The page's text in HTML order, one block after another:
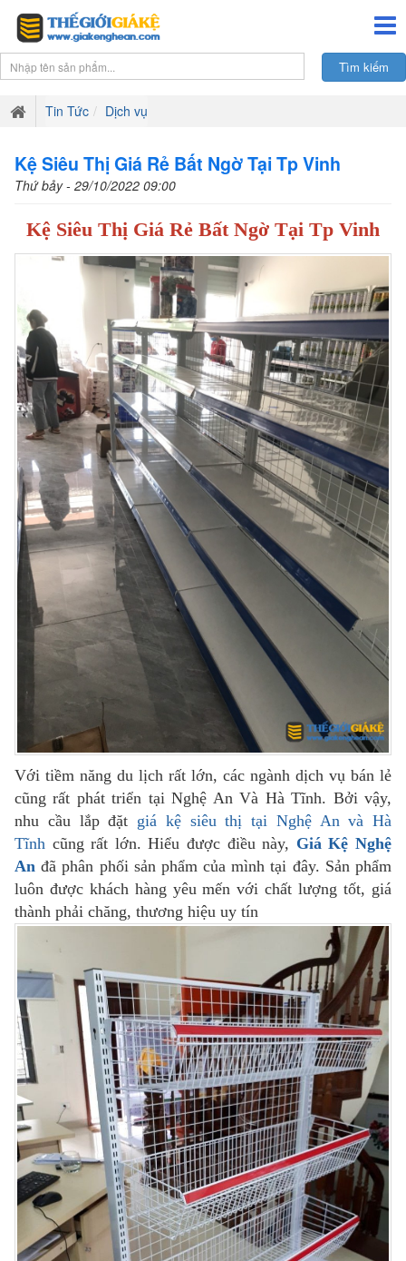
Tin Tức Dịch vụ
Kệ Siêu Thị Giá Rẻ Bất Ngờ Tại Tp Vinh
Thứ bảy - 29/10/2022 09:00
Kệ Siêu Thị Giá Rẻ Bất Ngờ Tại Tp Vinh
Với tiềm năng du lịch rất lớn, các ngành dịch vụ bán lẻ
cũng rất phát triển tại Nghệ An Và Hà Tĩnh. Bởi vậy,
nhu cầu lắp đặt giá kệ siêu thị tại Nghệ An và Hà
Tĩnh cũng rất lớn. Hiểu được điều này, Giá Kệ Nghệ
An đã phân phối sản phẩm của mình tại đây. Sản phẩm
luôn được khách hàng yêu mến với chất lượng tốt, giá
thành phải chăng, thương hiệu uy tín